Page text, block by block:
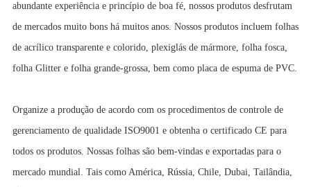
abundante experiência e princípio de boa fé, nossos produtos desfrutam
de mercados muito bons há muitos anos. Nossos produtos incluem folhas
de acrílico transparente e colorido, plexiglás de mármore, folha fosca,
folha Glitter e folha grande-grossa, bem como placa de espuma de PVC.
Organize a produção de acordo com os procedimentos de controle de
gerenciamento de qualidade ISO9001 e obtenha o certificado CE para
todos os produtos. Nossas folhas são bem-vindas e exportadas para o
mercado mundial. Tais como América, Rússia, Chile, Dubai, Tailândia,